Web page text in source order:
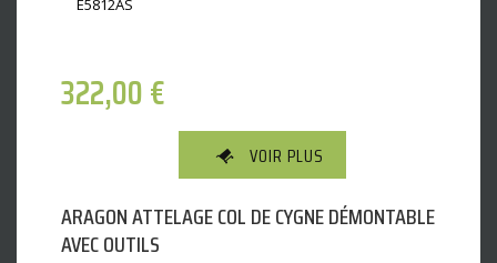
E5812AS
322,00€
VOIR PLUS
ARAGON ATTELAGE COL DE CYGNE DÉMONTABLE
AVEC OUTILS